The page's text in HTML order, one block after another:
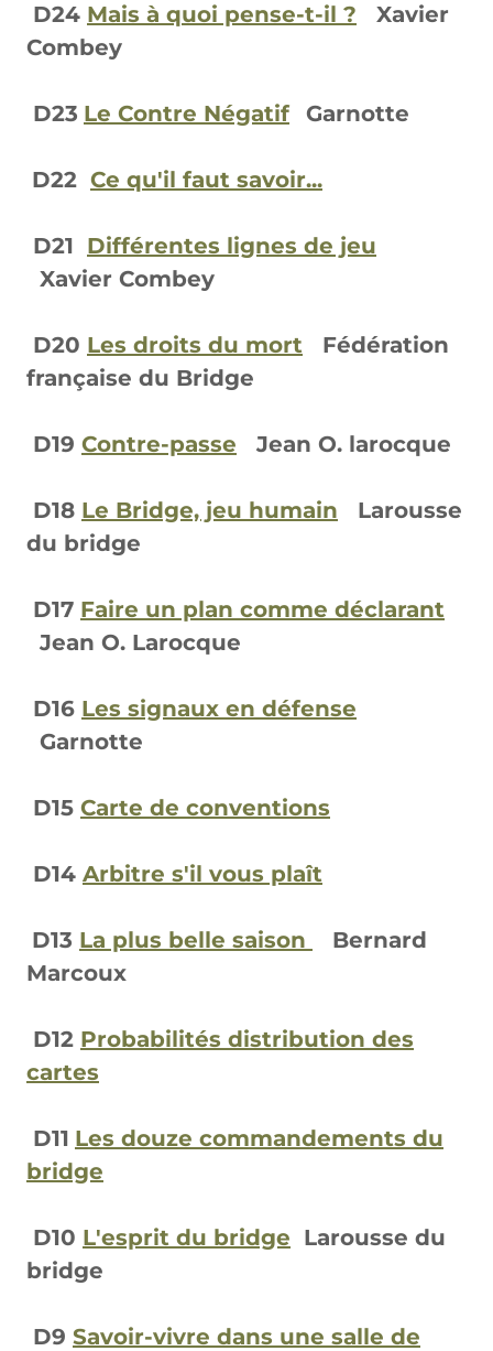
D24 Mais à quoi pense-t-il ? Xavier
Combey
D23 Le Contre Négatif Garnotte
D22 Ce qu'il faut savoir...
D21 Différentes lignes de jeu
Xavier Combey
D20 Les droits du mort Fédération
française du Bridge
D19 Contre-passe Jean O. larocque
D18 Le Bridge, jeu humain Larousse
du bridge
D17 Faire un plan comme déclarant
Jean O. Larocque
D16 Les signaux en défense
Garnotte
D15 Carte de conventions
D14 Arbitre s'il vous plaît
D13 La plus belle saison
Bernard
Marcoux
D12 Probabilités distribution des
cartes
D11 Les douze commandements du
bridge
D10 L'esprit du bridge Larousse du
bridge
D9 Savoir-vivre dans une salle de